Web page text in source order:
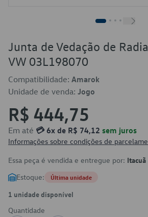
Junta de Vedação de
VW 03L198070
Compatibilidade: Amarok
Unidade de venda: Jogo
R$ 444,75
Em até 💳 6x de R$ 74,12 sem juros
Informações sobre condições de
Essa peça é vendida e entregue por: Itacuã
Estoque: Última unidade
1 unidade disponível
Quantidade